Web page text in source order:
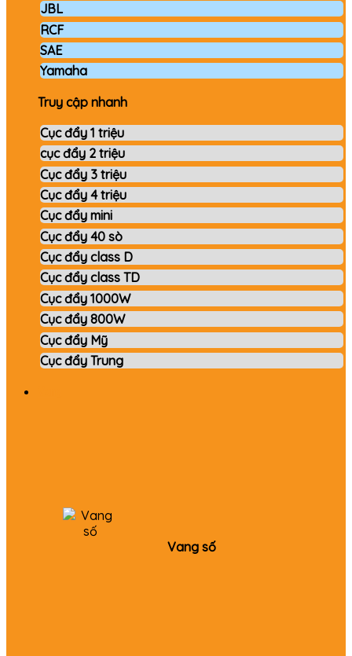
JBL
RCF
SAE
Yamaha
Truy cập nhanh
Cục đẩy 1 triệu
cục đẩy 2 triệu
Cục đẩy 3 triệu
Cục đẩy 4 triệu
Cục đẩy mini
Cục đẩy 40 sò
Cục đẩy class D
Cục đẩy class TD
Cục đẩy 1000W
Cục đẩy 800W
Cục đẩy Mỹ
Cục đẩy Trung
Vang số